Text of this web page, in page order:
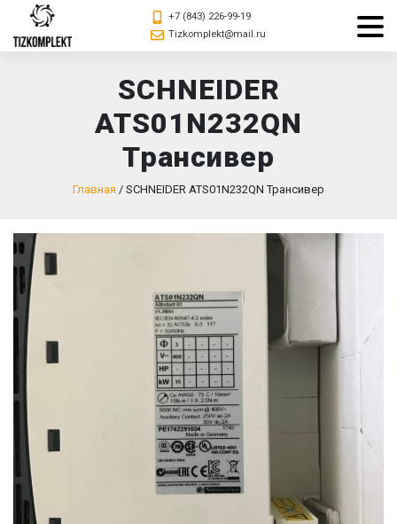
+7 (843) 226-99-19
Tizkomplekt@mail.ru
SCHNEIDER
ATS01N232QN
Трансивер
Главная / SCHNEIDER ATS01N232QN Трансивер